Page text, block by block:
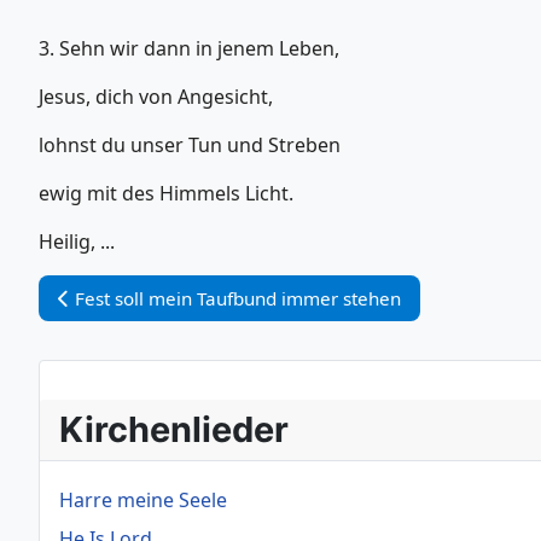
3. Sehn wir dann in jenem Leben,
Jesus, dich von Angesicht,
lohnst du unser Tun und Streben
ewig mit des Himmels Licht.
Heilig, ...
Vorheriger Beitrag: Fest soll mein Taufbund immer
Fest soll mein Taufbund immer stehen
Kirchenlieder
Harre meine Seele